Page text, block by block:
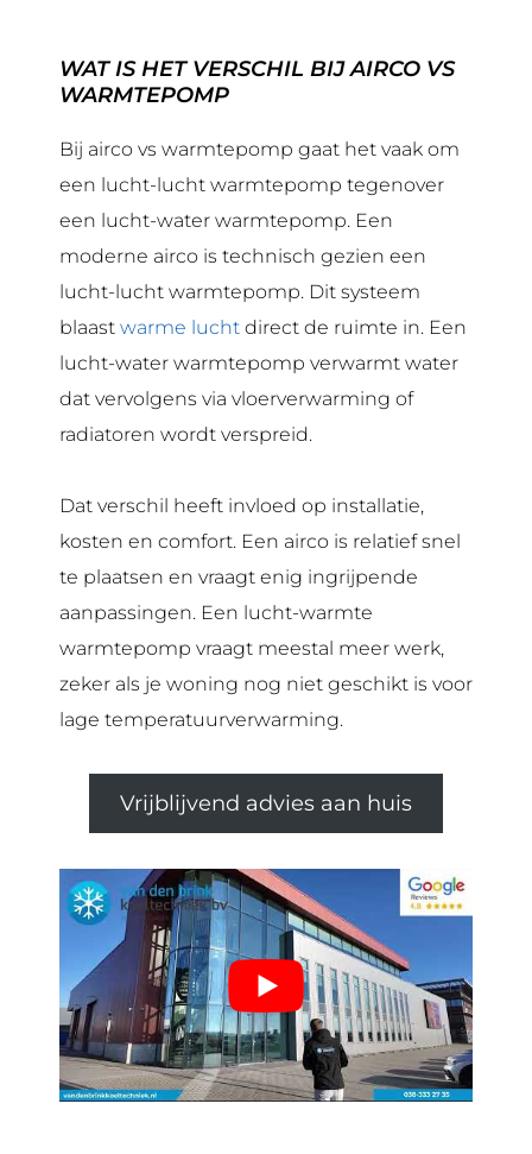
WAT IS HET VERSCHIL BIJ AIRCO VS
WARMTEPOMP
Bij airco vs warmtepomp gaat het vaak om
een lucht-lucht warmtepomp tegenover
een lucht-water warmtepomp. Een
moderne airco is technisch gezien een
lucht-lucht warmtepomp. Dit systeem
blaast warme lucht direct de ruimte in. Een
lucht-water warmtepomp verwarmt water
dat vervolgens via vloerverwarming of
radiatoren wordt verspreid.
Dat verschil heeft invloed op installatie,
kosten en comfort. Een airco is relatief snel
te plaatsen en vraagt enig ingrijpende
aanpassingen. Een lucht-warmte
warmtepomp vraagt meestal meer werk,
zeker als je woning nog niet geschikt is voor
lage temperatuurverwarming.
Vrijblijvend advies aan huis